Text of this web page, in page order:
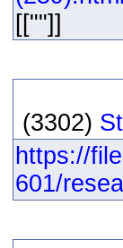
[[""]]
(3302)
https://
601/